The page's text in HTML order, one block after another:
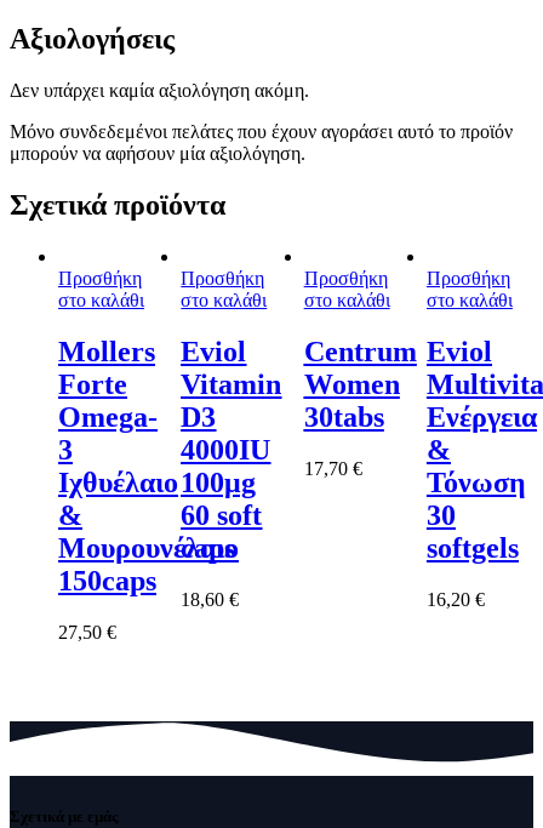
Αξιολογήσεις
Δεν υπάρχει καμία αξιολόγηση ακόμη.
Μόνο συνδεδεμένοι πελάτες που έχουν αγοράσει αυτό το προϊόν
μπορούν να αφήσουν μία αξιολόγηση.
Σχετικά προϊόντα
Προσθήκη
στο καλάθι
Mollers
Forte
Omega-
3
Ιχθυέλαιο
&
Μουρουνέλαιο
150caps
27,50 €
Προσθήκη
στο καλάθι
Eviol
Vitamin
D3
4000IU
100μg
60 soft
caps
18,60€
Προσθήκη
στο καλάθι
Centrum
Women
30tabs
17,70 €
Προσθήκη
στο καλάθι
Eviol
Ενέργεια
&
Τόνωση
30
softgels
16,20 €
Σχετικά με εμάς